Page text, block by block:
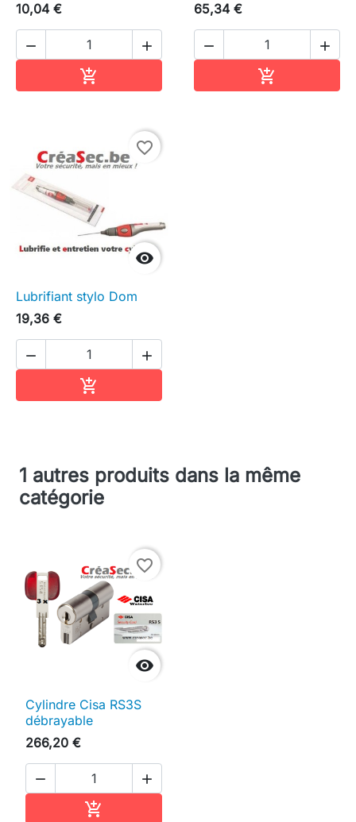
10,04 €
 

65,34 €
 


favorite_border
Lubrifiant stylo Dom
19,36 €
 

1 autres produits dans la même
catégorie

favorite_border
Cylindre Cisa RS3S
débrayable
266,20 €
 
